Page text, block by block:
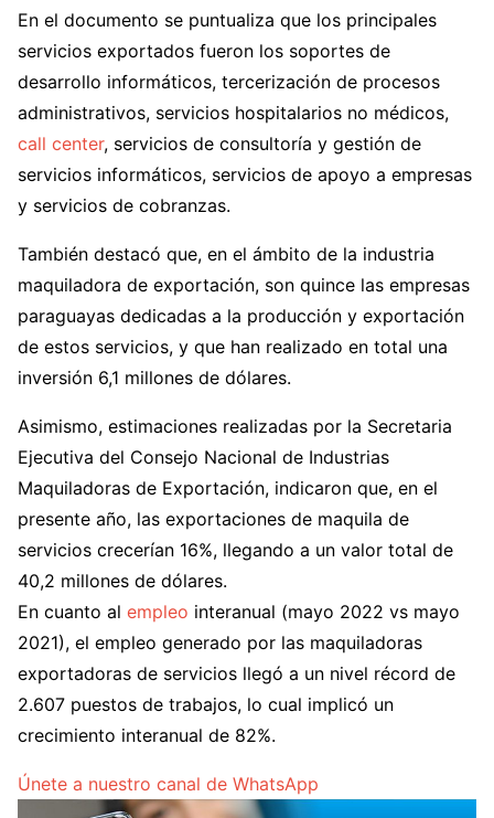
En el documento se puntualiza que los principales
servicios exportados fueron los soportes de
desarrollo informáticos, tercerización de procesos
administrativos, servicios hospitalarios no médicos,
call center, servicios de consultoría y gestión de
servicios informáticos, servicios de apoyo a empresas
y servicios de cobranzas.
También destacó que, en el ámbito de la industria
maquiladora de exportación, son quince las empresas
paraguayas dedicadas a la producción y exportación
de estos servicios, y que han realizado en total una
inversión 6,1 millones de dólares.
Asimismo, estimaciones realizadas por la Secretaria
Ejecutiva del Consejo Nacional de Industrias
Maquiladoras de Exportación, indicaron que, en el
presente año, las exportaciones de maquila de
servicios crecerían 16%, llegando a un valor total de
40,2 millones de dólares.
En cuanto al empleo interanual (mayo 2022 vs mayo
2021), el empleo generado por las maquiladoras
exportadoras de servicios llegó a un nivel récord de
2.607 puestos de trabajos, lo cual implicó un
crecimiento interanual de 82%.
Únete a nuestro canal de WhatsApp